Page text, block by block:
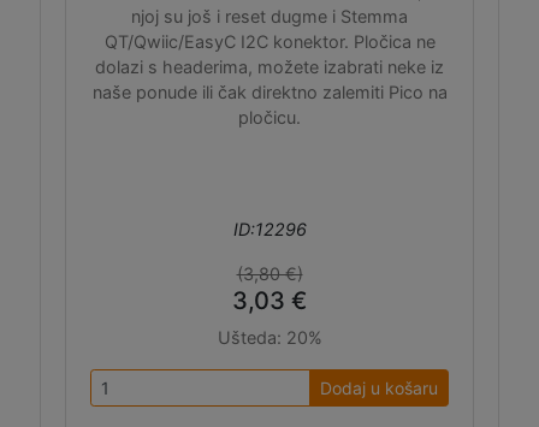
njoj su još i reset dugme i Stemma
QT/Qwiic/EasyC I2C konektor. Pločica ne
dolazi s headerima, možete izabrati neke iz
naše ponude ili čak direktno zalemiti Pico na
pločicu.
ID:12296
(3,80 €)
3,03 €
Ušteda: 20%
Dodaj u košaru